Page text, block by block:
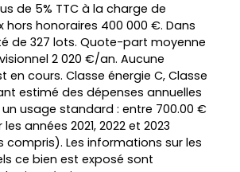
de 5% TTC à la charge de
hors honoraires 400 000 €. Dans
de 327 lots. Quote-part moyenne
2 020 €/an. Aucune
en cours. Classe énergie C, Classe
estimé des dépenses annuelles
usage standard : entre 700.00 €
années 2021, 2022 et 2023
Les informations sur les
ce bien est exposé sont